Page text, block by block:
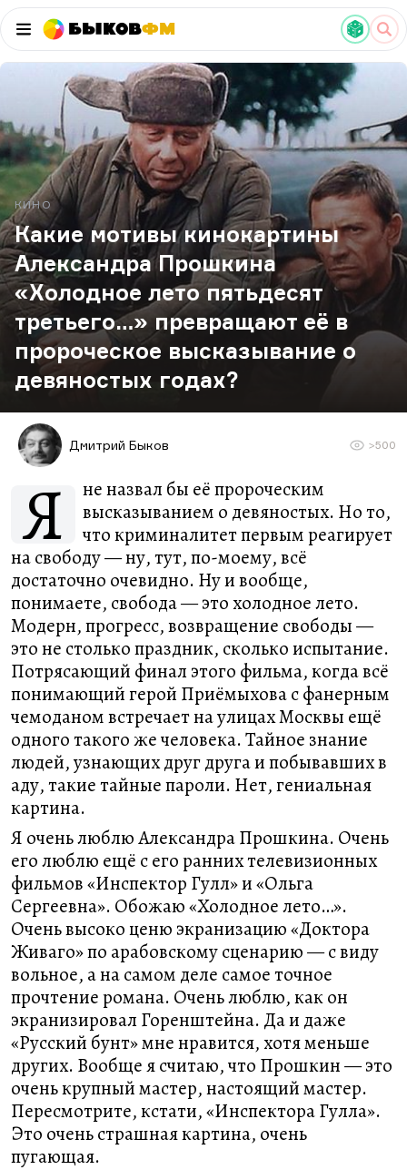
БыковФМ
КИНО
Какие мотивы кинокартины
Александра Прошкина
«Холодное лето пятьдесят
третьего…» превращают её в
пророческое высказывание о
девяностых годах?
Дмитрий Быков >500
Я
не назвал бы её пророческим
высказыванием о девяностых. Но то,
что криминалитет первым реагирует
на свободу — ну, тут, по-моему, всё
достаточно очевидно. Ну и вообще,
понимаете, свобода — это холодное лето.
Модерн, прогресс, возвращение свободы —
это не столько праздник, сколько испытание.
Потрясающий финал этого фильма, когда всё
понимающий герой Приёмыхова с фанерным
чемоданом встречает на улицах Москвы ещё
одного такого же человека. Тайное знание
людей, узнающих друг друга и побывавших в
аду, такие тайные пароли. Нет, гениальная
картина.
Я очень люблю Александра Прошкина. Очень
его люблю ещё с его ранних телевизионных
фильмов «Инспектор Гулл» и «Ольга
Сергеевна». Обожаю «Холодное лето…».
Очень высоко ценю экранизацию «Доктора
Живаго» по арабовскому сценарию — с виду
вольное, а на самом деле самое точное
прочтение романа. Очень люблю, как он
экранизировал Горенштейна. Да и даже
«Русский бунт» мне нравится, хотя меньше
других. Вообще я считаю, что Прошкин — это
очень крупный мастер, настоящий мастер.
Пересмотрите, кстати, «Инспектора Гулла».
Это очень страшная картина, очень
пугающая.